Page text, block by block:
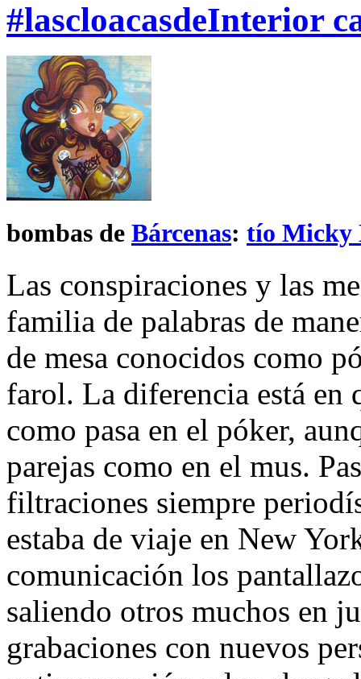
#lascloacasdeInterior
bombas de Bárcenas: tío Micky
Las conspiraciones y las
familia de palabras de
de mesa conocidos como
farol. La diferencia está en
como pasa en el póker,
parejas como en el mus.
filtraciones siempre
estaba de viaje en New
comunicación los
saliendo otros muchos en
grabaciones con nuevos